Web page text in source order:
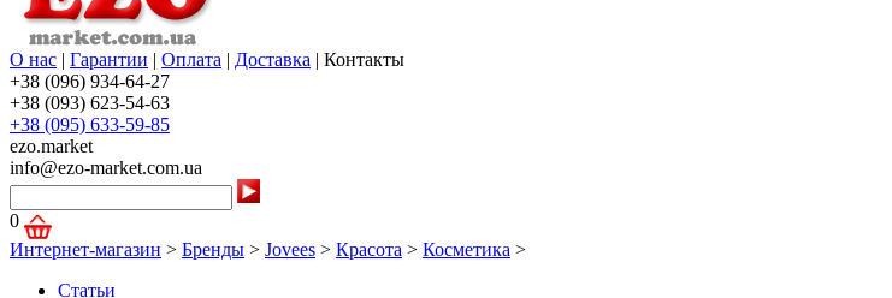
О нас | Гарантии | Оплата | Доставка | Контакты
+38 (096) 934-64-27
+38 (093) 623-54-63
+38 (095) 633-59-85
ezo.market
info@ezo-market.com.ua
0
Интернет-магазин > Бренды > Jovees > Красота > Косметика >
Статьи